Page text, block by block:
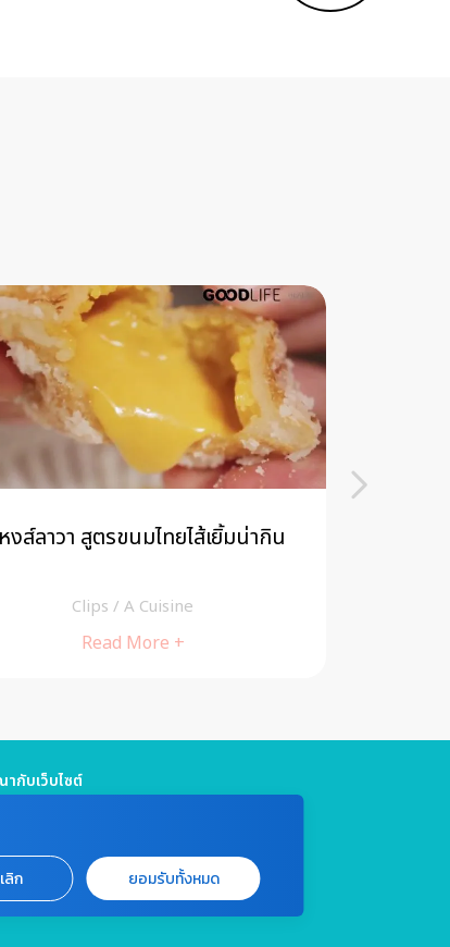
make-up แปลงโฉม “เค้กกล้วย
Clips/A Cuisine
Read More +
กับเว็บไซต์
าหรือร้องเรียน
อ 4180 / (จันทร์ - ศุกร์ เวลา 09.00 - 18.00 น)
ลิก ยอมรับทั้งหมด